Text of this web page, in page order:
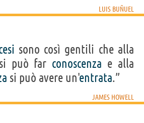
LUIS BUÑUEL
sono così gentili che alla
si può far conoscenza e alla
si può avere un'entrata.”
JAMES HOWELL